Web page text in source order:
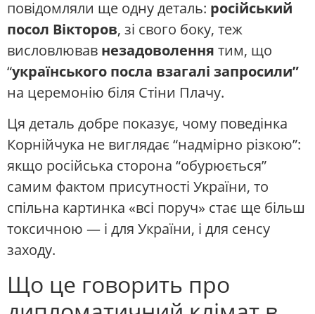
повідомляли ще одну деталь: російський
посол Вікторов, зі свого боку, теж
висловлював незадоволення тим, що
“українського посла взагалі запросили”
на церемонію біля Стіни Плачу.
Ця деталь добре показує, чому поведінка
Корнійчука не виглядає “надмірно різкою”:
якщо російська сторона “обурюється”
самим фактом присутності України, то
спільна картинка «всі поруч» стає ще більш
токсичною — і для України, і для сенсу
заходу.
Що це говорить про